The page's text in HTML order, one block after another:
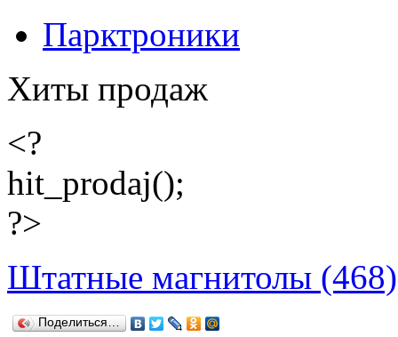
Парктроники
Хиты продаж
<?
hit_prodaj();
?>
Штатные магнитолы (468)
Поделиться…